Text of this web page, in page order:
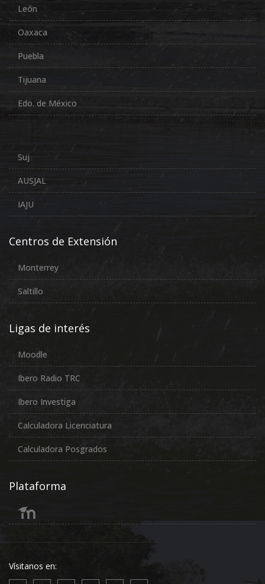
León
Oaxaca
Puebla
Tijuana
Edo. de México
Suj
AUSJAL
IAJU
Centros de Extensión
Monterrey
Saltillo
Ligas de interés
Moodle
Ibero Radio TRC
Ibero Investiga
Calculadora Licenciatura
Calculadora Posgrados
Plataforma
Vísitanos en: